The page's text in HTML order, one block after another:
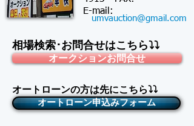
​E-mail:
umvauction@gmail.com
相場検索･お問合せはこちら⤵⤵
オークションお問合せ
オートローンの方は先にこちら⤵⤵
オートローン申込みフォーム